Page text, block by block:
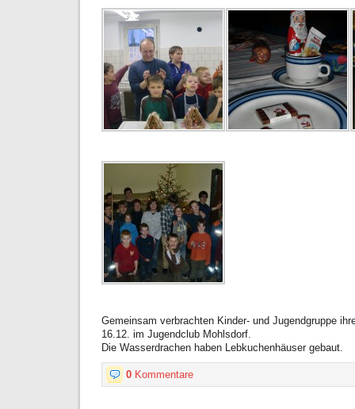
Gemeinsam verbrachten Kinder- und Jugendgruppe
16.12. im Jugendclub Mohlsdorf.
Die Wasserdrachen haben Lebkuchenhäuser gebaut.
0 Kommentare